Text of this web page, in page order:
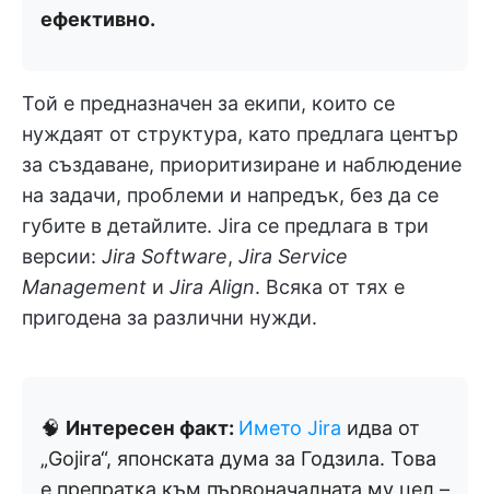
ефективно.
Той е предназначен за екипи, които се
нуждаят от структура, като предлага център
за създаване, приоритизиране и наблюдение
на задачи, проблеми и напредък, без да се
губите в детайлите. Jira се предлага в три
версии: Jira Software, Jira Service
Management и Jira Align. Всяка от тях е
пригодена за различни нужди.
🧠 Интересен факт: Името Jira идва от
„Gojira“, японската дума за Годзила. Това
е препратка към първоначалната му цел –